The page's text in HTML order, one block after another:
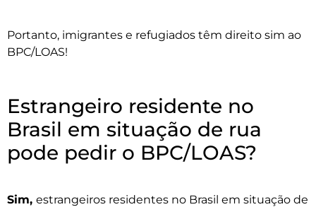
Portanto, imigrantes e refugiados têm direito sim ao
BPC/LOAS!
Estrangeiro residente no
Brasil em situação de rua
pode pedir o BPC/LOAS?
Sim, estrangeiros residentes no Brasil em situação de